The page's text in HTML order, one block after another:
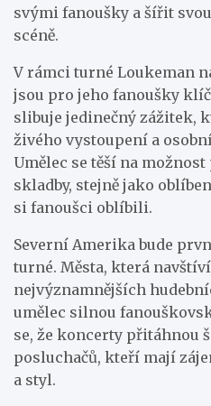
svými fanoušky a šířit
scéně.
V rámci turné Loukeman
jsou pro jeho fanoušky
slibuje jedinečný zážitek,
živého vystoupení a
Umělec se těší na
skladby, stejně jako
si fanoušci oblíbili.
Severní Amerika bude
turné. Města, která
nejvýznamnějších
umělec silnou
se, že koncerty přitáhnou
posluchačů, kteří mají
a styl.